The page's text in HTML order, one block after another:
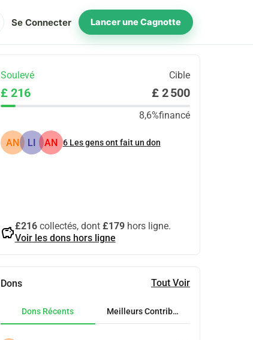
Se Connecter Lancer une Cagnotte
Soulevé Cible
£ 216 £ 2 500
8,6%financé
AN LI AN 6 Les gens ont fait un don
savings£216collectés, dont £179hors ligne.
Voir les dons hors ligne
Dons Tout Voir
Dons Récents Meilleurs Contributeurs